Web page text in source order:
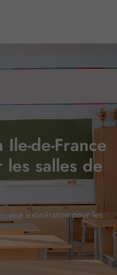
de-France
salles de
: une exonération pour les